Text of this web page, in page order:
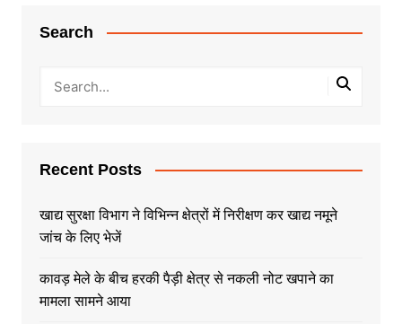
Search
Recent Posts
खाद्य सुरक्षा विभाग ने विभिन्न क्षेत्रों में निरीक्षण कर खाद्य नमूने
जांच के लिए भेजें
कावड़ मेले के बीच हरकी पैड़ी क्षेत्र से नकली नोट खपाने का
मामला सामने आया